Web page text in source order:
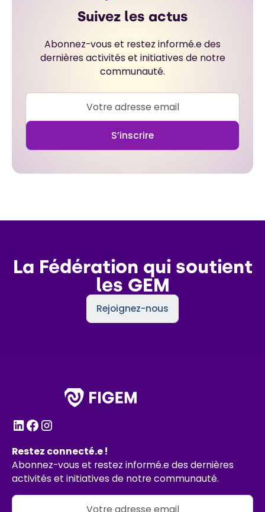
Suivez les actus
Abonnez-vous et restez informé.e des
dernières activités et initiatives de notre
communauté.
La Fédération qui soutient
les GEM
Rejoignez-nous
Restez connecté.e !
Abonnez-vous et restez informé.e des dernières
activités et initiatives de notre communauté.